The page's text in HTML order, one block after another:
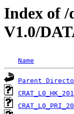
Index of
V1.0/
Name
Parent